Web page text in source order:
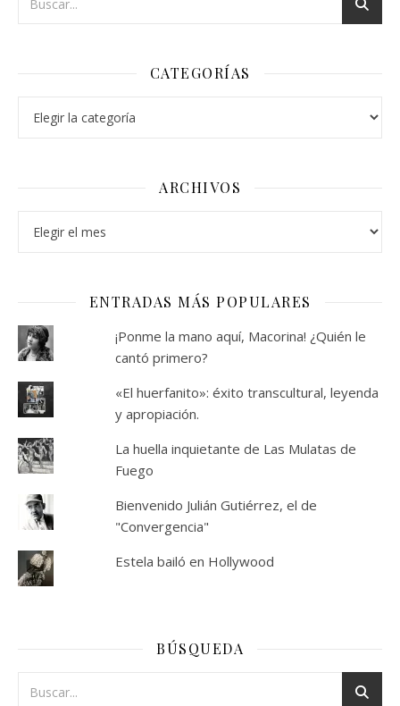
CATEGORÍAS
ARCHIVOS
ENTRADAS MÁS POPULARES
¡Ponme la mano aquí, Macorina! ¿Quién le
cantó primero?
«El huerfanito»: éxito transcultural, leyenda
y apropiación.
La huella inquietante de Las Mulatas de
Fuego
Bienvenido Julián Gutiérrez, el de
"Convergencia"
Estela bailó en Hollywood
BÚSQUEDA